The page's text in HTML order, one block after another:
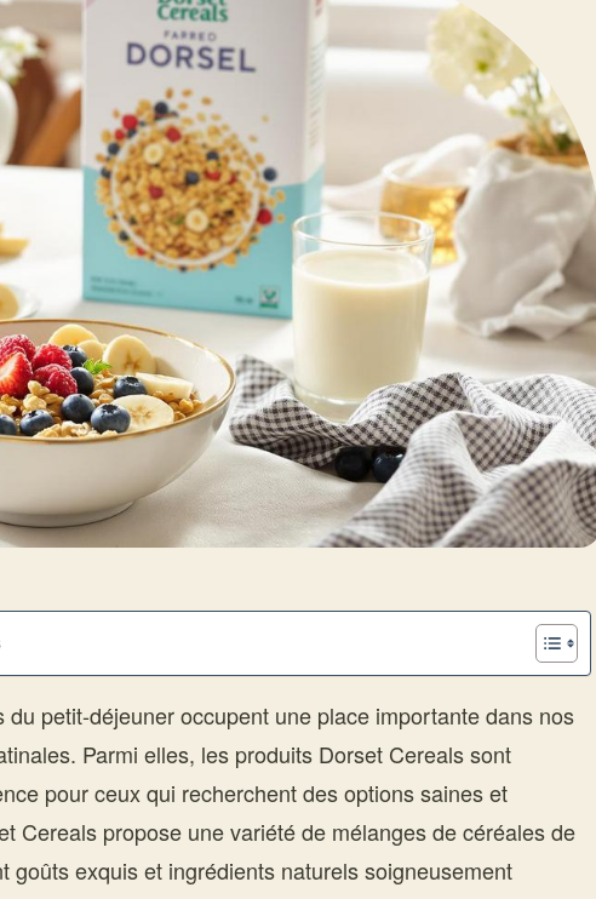
du petit-déjeuner occupent une place importante dans nos
Parmi elles, les produits Dorset Cereals sont
pour ceux qui recherchent des options saines et
Cereals propose une variété de mélanges de céréales de
goûts exquis et ingrédients naturels soigneusement